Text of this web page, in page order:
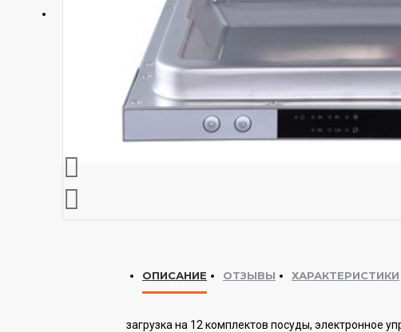
+375 33 653 41 34 Электротранспорт
ОПИСАНИЕ ОТЗЫВЫ ХАРАКТЕРИСТИКИ
загрузка на 12 комплектов посуды, электронное